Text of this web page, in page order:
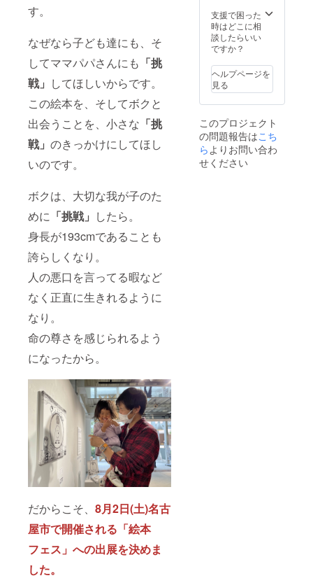
す。
なぜなら子ども達にも、そ
してママパパさんにも 「挑
戦」 してほしいからです。
この絵本を、そしてボクと
出会うことを、小さな 「挑
戦」 のきっかけにしてほし
いのです。
ボクは、大切な我が子のた
めに 「挑戦」 したら。
身長が193cmであることも
誇らしくなり。
人の悪口を言ってる暇など
なく正直に生きれるように
なり。
命の尊さを感じられるよう
になったから。
だからこそ、 8月2日(土)名古
屋市で開催される「絵本
フェス」への出展を決めま
した。
リター
ンの履
行やご
返金の
できか
ねる場
合がご
ざいま
めご了
承くだ
さい。
乱、テ
ロな
ど）、
争議行
トライ
キ、
ロック
アウ
イコッ
トな
ど）、
法令の
改廃・
波、洪
水、台
風、火
山噴
染症、
伝染病
な
ど）、
事変
（戦
争、暴
動、内
乱、テ
と一緒
に写真
を撮ら
せてく
い。※詳
細は池
本の
メール
は
Instagr
amの
DMにて
ご連絡
支援で困った
時はどこに相
談したらいい
ですか？
ヘルプページを
見る
このプロジェクト
の問題報告はこち
らよりお問い合わ
せください